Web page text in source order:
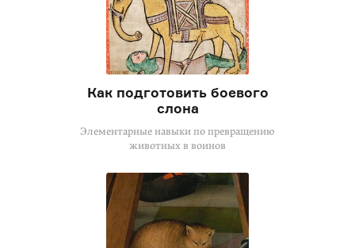
Как подготовить боевого
слона
Элементарные навыки по превращению
животных в воинов